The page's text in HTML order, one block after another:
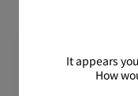
※なお、一部の地域や
詳しい配送に関する情
It appears
How